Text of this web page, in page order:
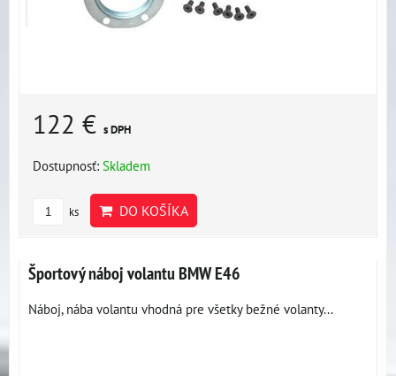
122 € s DPH
Dostupnosť: Skladem
ks DO KOŠÍKA
Športový náboj volantu BMW E46
Náboj, nába volantu vhodná pre všetky bežné volanty...